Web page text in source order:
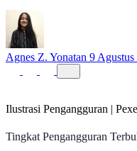
Agnes Z. Yonatan 9